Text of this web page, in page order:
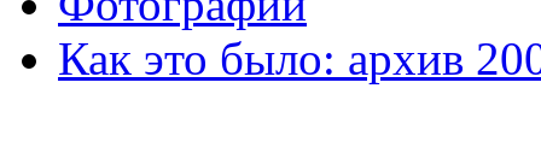
Как это было: архив